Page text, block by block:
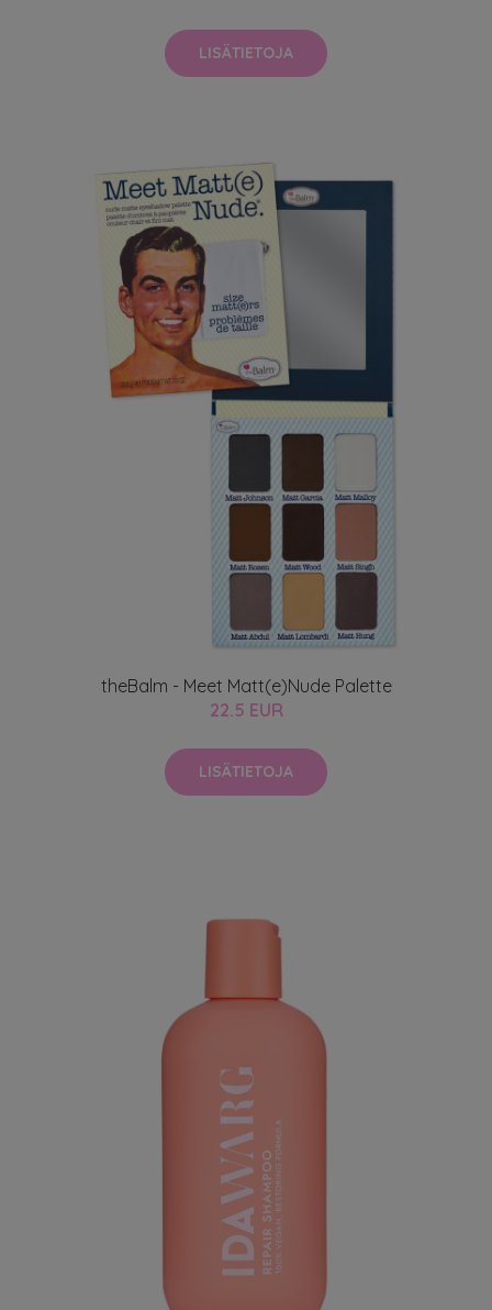
LISÄTIETOJA
theBalm - Meet Matt(e)Nude Palette
22.5 EUR
LISÄTIETOJA